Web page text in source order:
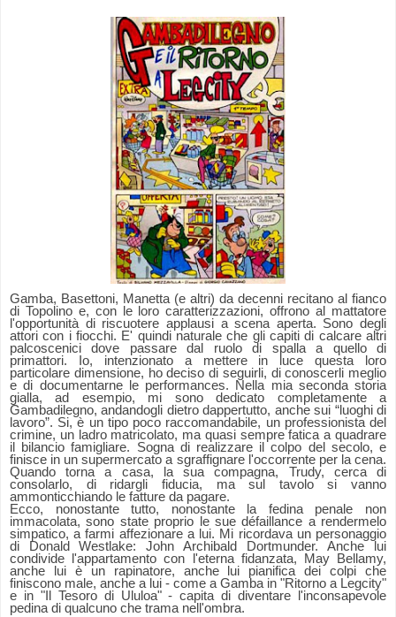
Gamba, Basettoni, Manetta (e altri) da decenni recitano al fianco
di Topolino e, con le loro caratterizzazioni, offrono al mattatore
l'opportunità di riscuotere applausi a scena aperta. Sono degli
attori con i fiocchi. E' quindi naturale che gli capiti di calcare altri
palcoscenici dove passare dal ruolo di spalla a quello di
primattori. Io, intenzionato a mettere in luce questa loro
particolare dimensione, ho deciso di seguirli, di conoscerli meglio
e di documentarne le performances. Nella mia seconda storia
gialla, ad esempio, mi sono dedicato completamente a
Gambadilegno, andandogli dietro dappertutto, anche sui “luoghi di
lavoro”. Si, è un tipo poco raccomandabile, un professionista del
crimine, un ladro matricolato, ma quasi sempre fatica a quadrare
il bilancio famigliare. Sogna di realizzare il colpo del secolo, e
finisce in un supermercato a sgraffignare l'occorrente per la cena.
Quando torna a casa, la sua compagna, Trudy, cerca di
consolarlo, di ridargli fiducia, ma sul tavolo si vanno
ammonticchiando le fatture da pagare.
Ecco, nonostante tutto, nonostante la fedina penale non
immacolata, sono state proprio le sue défaillance a rendermelo
simpatico, a farmi affezionare a lui. Mi ricordava un personaggio
di Donald Westlake: John Archibald Dortmunder.
Anche lui
condivide l'appartamento con l'eterna fidanzata, May Bellamy,
anche lui è un rapinatore, anche lui pianifica dei colpi che
finiscono male, anche a lui - come a Gamba in "Ritorno a Legcity"
e in "Il Tesoro di Ululoa" - capita di diventare l'inconsapevole
pedina di qualcuno che trama nell'ombra.